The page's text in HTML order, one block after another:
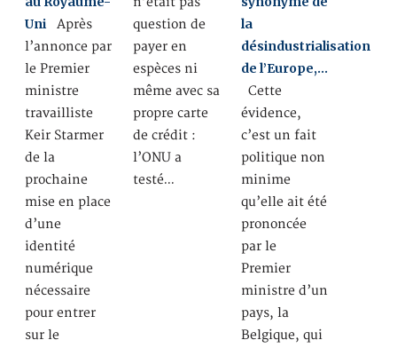
Uni Après
l’annonce par
le Premier
ministre
travailliste
Keir Starmer
de la
prochaine
mise en place
d’une
identité
numérique
nécessaire
pour entrer
sur le
question de
payer en
espèces ni
même avec sa
propre carte
de crédit :
l’ONU a
testé…
la
désindustrialisation
de l’Europe,…
Cette
évidence,
c’est un fait
politique non
minime
qu’elle ait été
prononcée
par le
Premier
ministre d’un
pays, la
Belgique, qui